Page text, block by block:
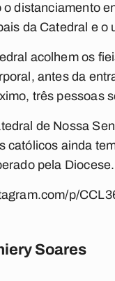
distanciamento
da Catedral e o
acolhem os
antes da
três pessoas
de Nossa
católicos ainda
pela Diocese.
p/
Soares